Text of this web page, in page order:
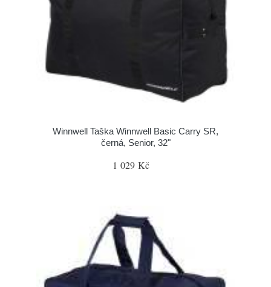
Winnwell Taška Winnwell Basic Carry SR,
černá, Senior, 32"
1 029 Kč